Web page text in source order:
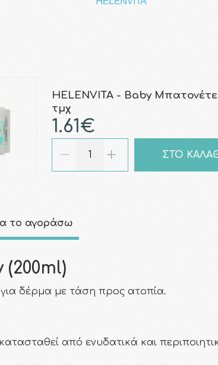
HELENVITA - Baby
τμχ
1.61€
ΣΤΟ
το αγοράσω
δέρμα με τάση προς ατοπία.
από ενυδατικά και